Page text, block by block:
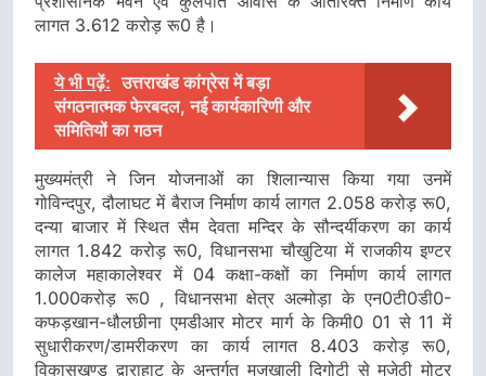
लागत 3.612 करोड़ रू0 है।
ये भी पढ़ें: उत्तराखंड कांग्रेस में बड़ा
संगठनात्मक फेरबदल, नई कार्यकारिणी और
समितियों का गठन
मुख्यमंत्री ने जिन योजनाओं का शिलान्यास किया गया उनमें
गोविन्दपुर, दौलाघट में बैराज निर्माण कार्य लागत 2.058 करोड़ रू0,
दन्या बाजार में स्थित सैम देवता मन्दिर के सौन्दर्यीकरण का कार्य
लागत 1.842 करोड़ रू0, विधानसभा चौखुटिया में राजकीय इण्टर
कालेज महाकालेश्वर में 04 कक्षा-कक्षों का निर्माण कार्य लागत
1.000करोड़ रू0 , विधानसभा क्षेत्र अल्मोड़ा के एन0टी0डी0-
कफड़खान-धौलछीना एमडीआर मोटर मार्ग के किमी0 01 से 11 में
सुधारीकरण/डामरीकरण का कार्य लागत 8.403 करोड़ रू0,
विकासखण्ड द्वाराहाट के अन्तर्गत मजखाली दिगोटी से मजेठी मोटर